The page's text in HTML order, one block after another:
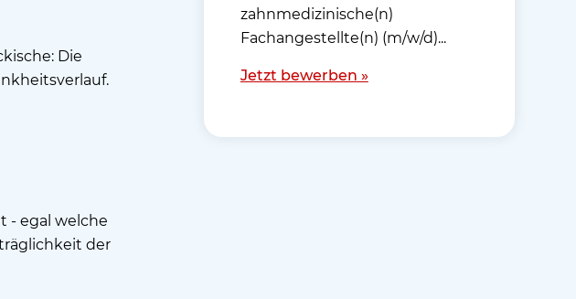
Die
- egal welche
der
zahnmedizinische(n)
Fachangestellte(n) (m/w/d)...
Jetzt bewerben »